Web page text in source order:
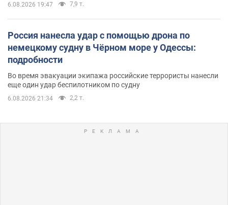
6.08.2026 19:47 7,9 т.
Россия нанесла удар с помощью дрона по
немецкому судну в Чёрном море у Одессы:
подробности
Во время эвакуации экипажа российские террористы нанесли
еще один удар беспилотником по судну
6.08.2026 21:34 2,2 т.